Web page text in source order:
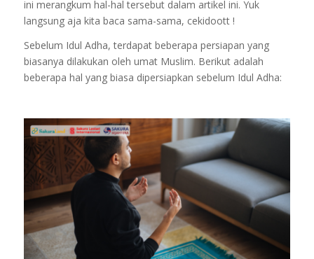
ini merangkum hal-hal tersebut dalam artikel ini. Yuk
langsung aja kita baca sama-sama, cekidoott !
Sebelum Idul Adha, terdapat beberapa persiapan yang
biasanya dilakukan oleh umat Muslim. Berikut adalah
beberapa hal yang biasa dipersiapkan sebelum Idul Adha: